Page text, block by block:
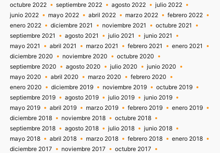
octubre 2022
septiembre 2022 agosto 2022
julio 2022
junio 2022
mayo 2022 abril 2022 marzo 2022
febrero 2022
enero 2022
diciembre 2021 noviembre 2021
octubre 2021
septiembre 2021
agosto 2021 julio 2021
junio 2021
mayo 2021
abril 2021 marzo 2021 febrero 2021
enero 2021
diciembre 2020
noviembre 2020
octubre 2020
septiembre 2020
agosto 2020 julio 2020
junio 2020
mayo 2020
abril 2020 marzo 2020
febrero 2020
enero 2020
diciembre 2019 noviembre 2019
octubre 2019
septiembre 2019
agosto 2019 julio 2019
junio 2019
mayo 2019
abril 2019 marzo 2019 febrero 2019
enero 2019
diciembre 2018
noviembre 2018
octubre 2018
septiembre 2018
agosto 2018 julio 2018
junio 2018
mayo 2018
abril 2018 marzo 2018 febrero 2018
enero 2018
diciembre 2017
noviembre 2017
octubre 2017